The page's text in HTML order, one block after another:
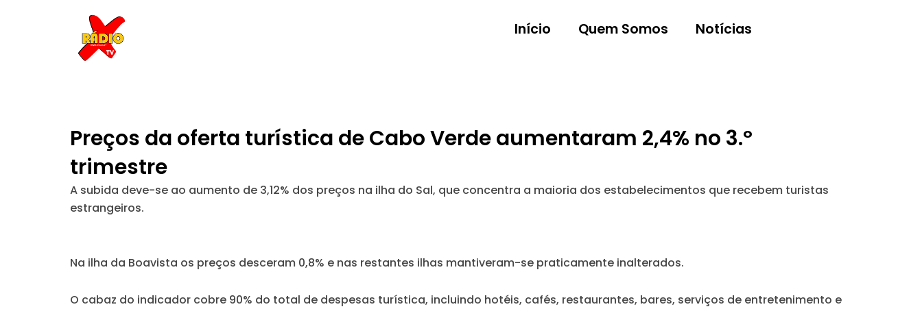
Início Quem Somos Notícias
Preços da oferta turística de Cabo Verde aumentaram 2,4% no 3.º
trimestre
A subida deve-se ao aumento de 3,12% dos preços na ilha do Sal, que concentra a maioria dos estabelecimentos que recebem turistas
estrangeiros.
Na ilha da Boavista os preços desceram 0,8% e nas restantes ilhas mantiveram-se praticamente inalterados.
O cabaz do indicador cobre 90% do total de despesas turística, incluindo hotéis, cafés, restaurantes, bares, serviços de entretenimento e